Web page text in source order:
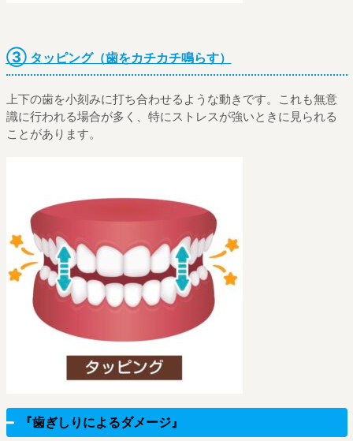
③ タッピング（歯をカチカチ鳴らす）
上下の歯を小刻みに打ち合わせるような動きです。これも無意
識に行われる場合が多く、特にストレスが強いときに見られる
ことがあります。
『歯ぎしりによるダメージ』